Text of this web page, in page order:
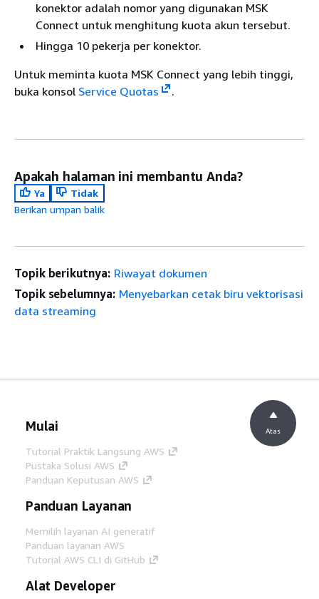
konektor adalah nomor yang digunakan MSK
Connect untuk menghitung kuota akun tersebut.
Hingga 10 pekerja per konektor.
Untuk meminta kuota MSK Connect yang lebih tinggi,
buka konsol Service Quotas .
Apakah halaman ini membantu Anda?
Ya
Tidak
Berikan umpan balik
Topik berikutnya: Riwayat dokumen
Topik sebelumnya: Menyebarkan cetak biru vektorisasi
data streaming
Mulai
Tutorial Praktik Langsung AWS
Pustaka Solusi AWS
Panduan Keputusan AWS
Panduan Layanan
Memilih layanan AI generatif
Panduan layanan AWS
Tutorial AWS CLI di GitHub
Alat Developer
Atas